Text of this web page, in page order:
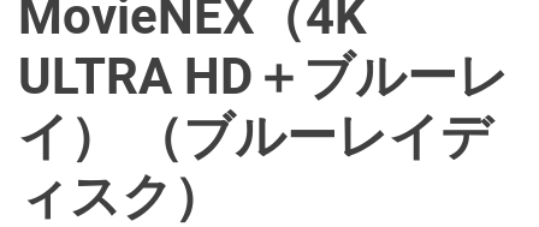
MovieNEX（4K
ULTRA HD＋ブルーレ
イ） （ブルーレイデ
ィスク）